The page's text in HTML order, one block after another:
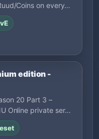
Coins on every…
edition -
20 Part 3 –
Online private ser…